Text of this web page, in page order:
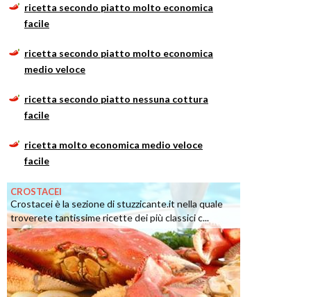
ricetta secondo piatto molto economica
facile
ricetta secondo piatto molto economica
medio veloce
ricetta secondo piatto nessuna cottura
facile
ricetta molto economica medio veloce
facile
CROSTACEI
Crostacei è la sezione di stuzzicante.it nella quale
troverete tantissime ricette dei più classici c...